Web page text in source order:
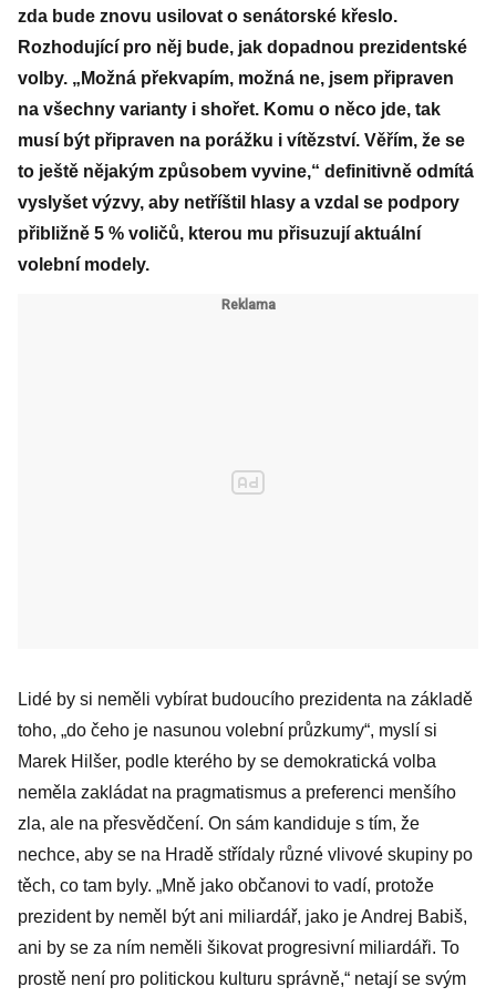
zda bude znovu usilovat o senátorské křeslo.
Rozhodující pro něj bude, jak dopadnou prezidentské
volby. „Možná překvapím, možná ne, jsem připraven
na všechny varianty i shořet. Komu o něco jde, tak
musí být připraven na porážku i vítězství. Věřím, že se
to ještě nějakým způsobem vyvine,“ definitivně odmítá
vyslyšet výzvy, aby netříštil hlasy a vzdal se podpory
přibližně 5 % voličů, kterou mu přisuzují aktuální
volební modely.
Lidé by si neměli vybírat budoucího prezidenta na základě
toho, „do čeho je nasunou volební průzkumy“, myslí si
Marek Hilšer, podle kterého by se demokratická volba
neměla zakládat na pragmatismus a preferenci menšího
zla, ale na přesvědčení. On sám kandiduje s tím, že
nechce, aby se na Hradě střídaly různé vlivové skupiny po
těch, co tam byly. „Mně jako občanovi to vadí, protože
prezident by neměl být ani miliardář, jako je Andrej Babiš,
ani by se za ním neměli šikovat progresivní miliardáři. To
prostě není pro politickou kulturu správně,“ netají se svým